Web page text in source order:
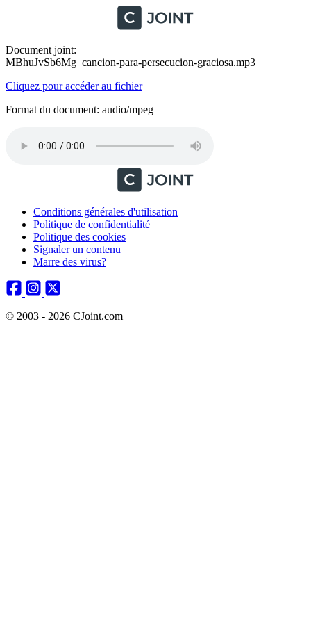
Document joint:
MBhuJvSb6Mg_cancion-para-persecucion-graciosa.mp3
Cliquez pour accéder au fichier
Format du document: audio/mpeg
Conditions générales d'utilisation
Politique de confidentialité
Politique des cookies
Signaler un contenu
Marre des virus?
© 2003 - 2026 CJoint.com